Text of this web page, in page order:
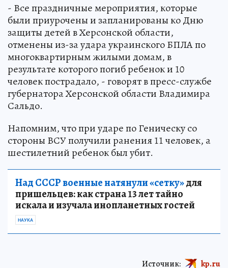
- Все праздничные мероприятия, которые
были приурочены и запланированы ко Дню
защиты детей в Херсонской области,
отменены из-за удара украинского БПЛА по
многоквартирным жилыми домам, в
результате которого погиб ребенок и 10
человек пострадало, - говорят в пресс-службе
губернатора Херсонской области Владимира
Сальдо.
Напомним, что при ударе по Геническу со
стороны ВСУ получили ранения 11 человек, а
шестилетний ребенок был убит.
Над СССР военные натянули «сетку»для
пришельцев: как страна 13 лет тайно
искала и изучала инопланетных гостей
НАУКА
Источник: kp.ru